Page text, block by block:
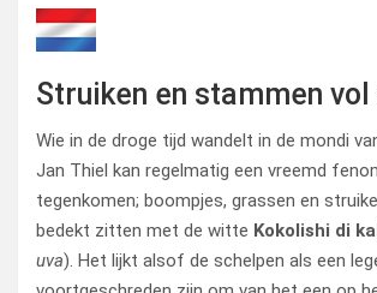
Struiken en stammen
Wie in de droge tijd wandelt in de mondi
Jan Thiel kan regelmatig een vreemd
tegenkomen; boompjes, grassen en
bedekt zitten met de witte Kokolishi di
uva). Het lijkt alsof de schelpen als een